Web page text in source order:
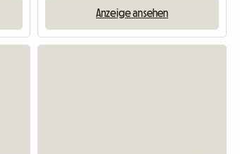
Anzeige ansehen